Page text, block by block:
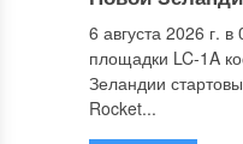
6 августа 2026 г.
площадки LC-1A
Зеландии
Rocket...